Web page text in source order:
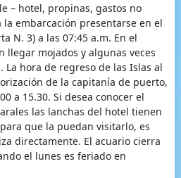
– hotel, propinas, gastos no
la embarcación presentarse en el
N. 3) a las 07:45 a.m. En el
llegar mojados y algunas veces
hora de regreso de las Islas al
de la capitanía de puerto,
a 15.30. Si desea conocer el
las lanchas del hotel tienen
que la puedan visitarlo, es
directamente. El acuario cierra
el lunes es feriado en